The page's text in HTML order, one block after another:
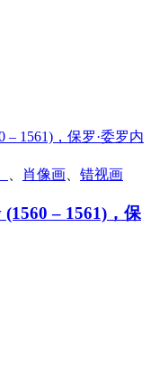
肖像画 错视画
– 1561)，保